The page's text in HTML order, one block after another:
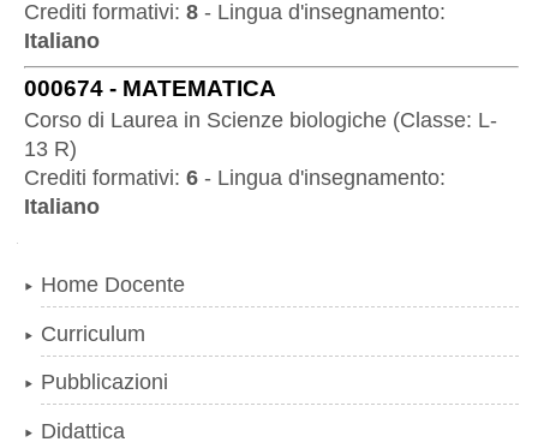
Crediti formativi: 8- Lingua d'insegnamento:
Italiano
000674- MATEMATICA
Corso di Laurea in Scienze biologiche(Classe: L-
13 R)
Crediti formativi: 6- Lingua d'insegnamento:
Italiano
Home Docente
Curriculum
Pubblicazioni
Didattica